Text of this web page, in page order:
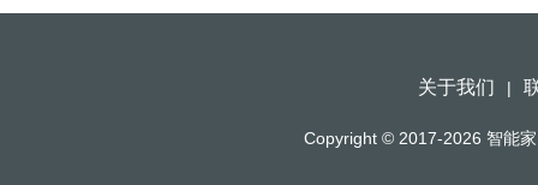
关于我们 |
Copyright © 2017-2026 智能